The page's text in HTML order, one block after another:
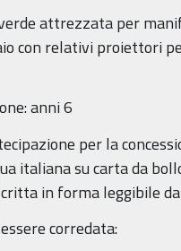
attrezzata per
con relativi proiettori
anni 6
per la
italiana su carta da
in forma leggibile
corredata: